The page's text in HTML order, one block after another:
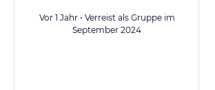
Vor 1 Jahr • Verreist als Gruppe im
September 2024